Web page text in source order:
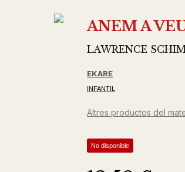
ANEM A
LAWRENCE
EKARE
INFANTIL
Altres productos del
No disponible